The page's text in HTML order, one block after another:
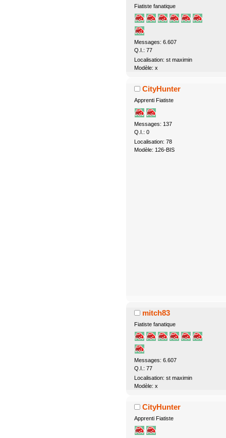
Fiatiste fanatique
Messages: 6.607
Q.I.: 77
Localisation: st maximin
Modèle: x
CityHunter
Apprenti Fiatiste
Messages: 137
Q.I.: 0
Localisation: 78
Modèle: 126-BIS
mitch83
Fiatiste fanatique
Messages: 6.607
Q.I.: 77
Localisation: st maximin
Modèle: x
CityHunter
Apprenti Fiatiste